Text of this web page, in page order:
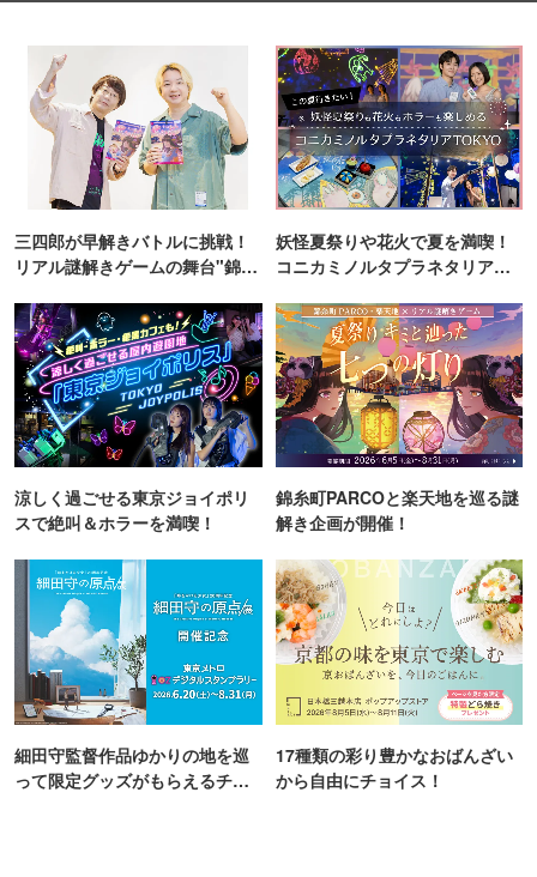
三四郎が早解きバトルに挑戦！
リアル謎解きゲームの舞台"錦糸
妖怪夏祭りや花火で夏を満喫！
コニカミノルタプラネタリア
涼しく過ごせる東京ジョイポリ
スで絶叫＆ホラーを満喫！
錦糸町PARCOと楽天地を巡る謎
解き企画が開催！
細田守監督作品ゆかりの地を巡
って限定グッズがもらえるチャ
17種類の彩り豊かなおばんざい
から自由にチョイス！